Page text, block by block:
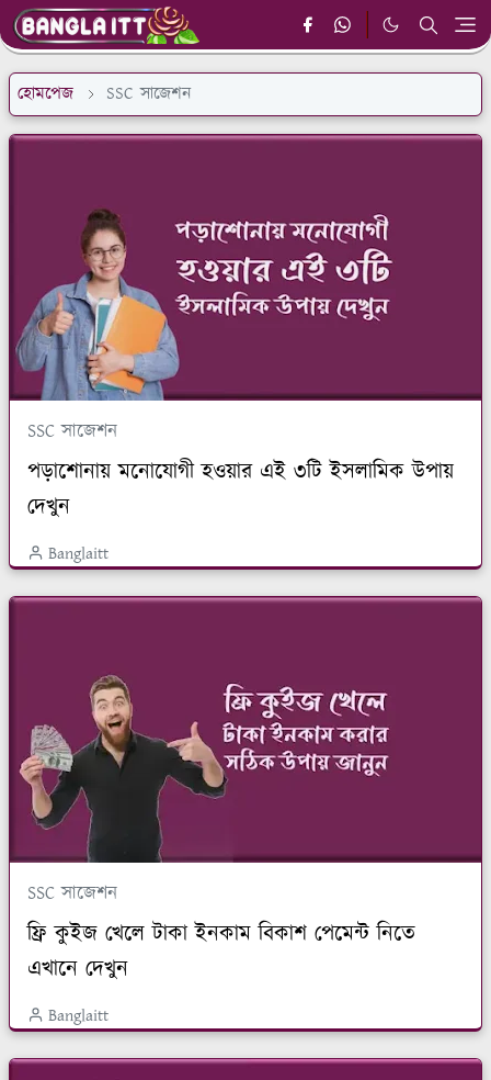
হোমপেজ SSC সাজেশন
SSC সাজেশন
পড়াশোনায় মনোযোগী হওয়ার এই ৩টি ইসলামিক উপায়
দেখুন
Banglaitt
SSC সাজেশন
ফ্রি কুইজ খেলে টাকা ইনকাম বিকাশ পেমেন্ট নিতে
এখানে দেখুন
Banglaitt